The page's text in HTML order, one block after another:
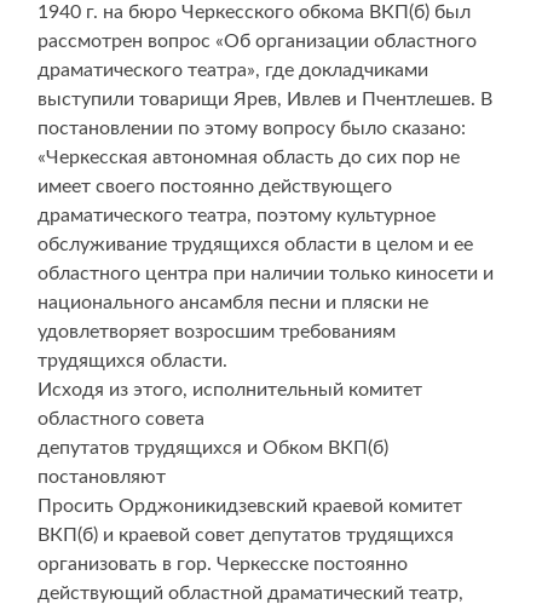
1940 г. на бюро Черкесского обкома ВКП(б) был
рассмотрен вопрос «Об организации областного
драматического театра», где докладчиками
выступили товарищи Ярев, Ивлев и Пчентлешев. В
постановлении по этому вопросу было сказано:
«Черкесская автономная область до сих пор не
имеет своего постоянно действующего
драматического театра, поэтому культурное
обслуживание трудящихся области в целом и ее
областного центра при наличии только киносети и
национального ансамбля песни и пляски не
удовлетворяет возросшим требованиям
трудящихся области.
Исходя из этого, исполнительный комитет
областного совета
депутатов трудящихся и Обком ВКП(б)
постановляют
Просить Орджоникидзевский краевой комитет
ВКП(б) и краевой совет депутатов трудящихся
организовать в гор. Черкесске постоянно
действующий областной драматический театр,